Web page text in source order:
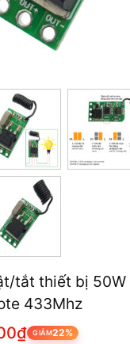
tắt thiết bị
433Mhz
GIẢM22%